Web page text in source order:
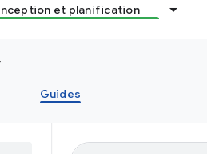
et planification
Guides